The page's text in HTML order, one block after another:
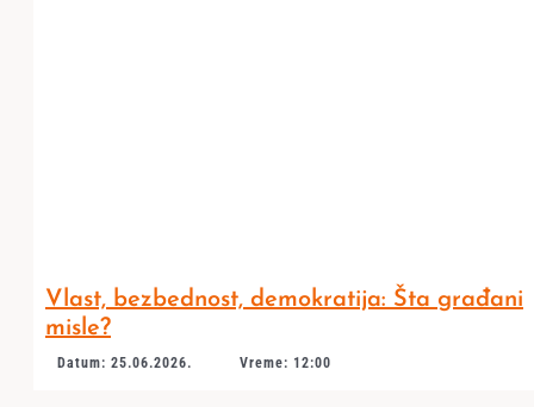
Vlast, bezbednost, demokratija: Šta građani
misle?
Datum: 25.06.2026. Vreme: 12:00